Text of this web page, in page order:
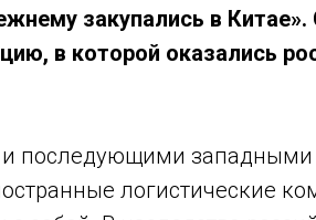
закупались в
в которой оказались
последующими
логистические